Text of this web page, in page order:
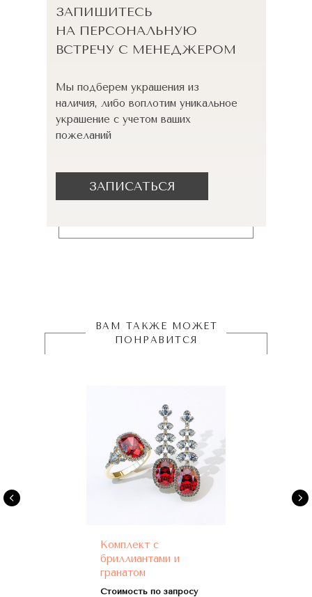
ЗАПИШИТЕСЬ
НА ПЕРСОНАЛЬНУЮ
ВСТРЕЧУ С МЕНЕДЖЕРОМ
Мы подберем украшения из
наличия, либо воплотим уникальное
украшение с учетом ваших
пожеланий
ЗАПИСАТЬСЯ
ВАМ ТАКЖЕ МОЖЕТ
ПОНРАВИТСЯ
Комплект с
бриллиантами и
гранатом
Стоимость по запросу